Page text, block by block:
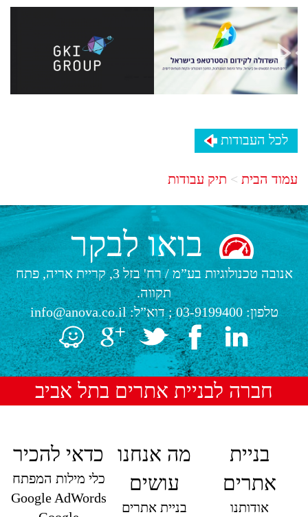
לכל העבודות
עמוד הבית תיק עבודות
בואו לבקר
אנובה טכנולוגיות בע”מ/
רח' בזל 3, קריית אריה, פתח
תקווה.
טלפון:03-9199400; דוא”ל:info@anova.co.il
חברה לבניית אתרים בתל אביב
בניית
אתרים
אודותנו
מה אנחנו
עושים
בניית אתרים
כדאי להכיר
כלי מילות המפתח
Google AdWords